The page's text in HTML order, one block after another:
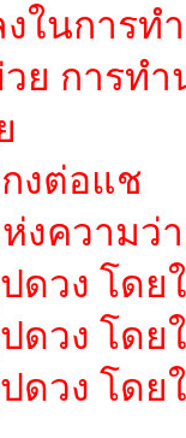
ในการ
ย การท
กงต่อแช
งความว่
ดวง โดย
ดวง โดย
ดวง โด